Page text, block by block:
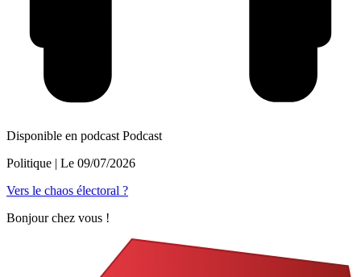
Disponible en podcast Podcast
Politique | Le 09/07/2026
Vers le chaos électoral ?
Bonjour chez vous !